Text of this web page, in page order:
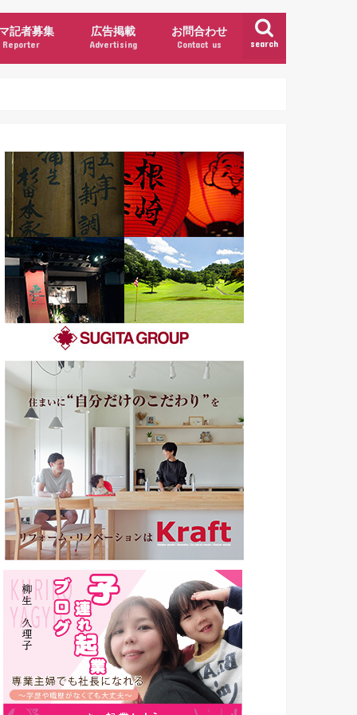
search
記者募集
Reporter
広告掲載
Advertising
お問合わせ
Contact us